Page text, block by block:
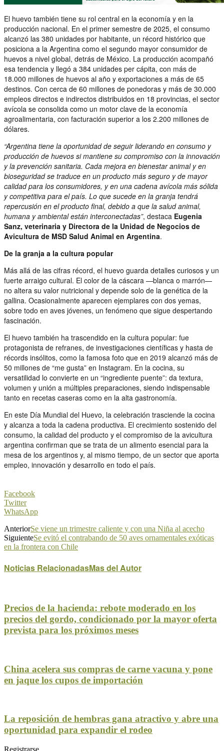
El huevo también tiene su rol central en la economía y en la
producción nacional. En el primer semestre de 2025, el consumo
alcanzó las 380 unidades por habitante, un récord histórico que
posiciona a la Argentina como el segundo mayor consumidor de
huevos a nivel global, detrás de México. La producción acompañó
esa tendencia y llegó a 384 unidades per cápita, con más de
18.000 millones de huevos al año y exportaciones a más de 65
destinos. Con cerca de 60 millones de ponedoras y más de 30.000
empleos directos e indirectos distribuidos en 18 provincias, el sector
avícola se consolida como un motor clave de la economía
agroalimentaria, con facturación superior a los 2.200 millones de
dólares.
“Argentina tiene la oportunidad de seguir liderando en consumo y
producción de huevos si mantiene su compromiso con la innovación
y la prevención sanitaria. Cada mejora en bienestar animal y en
bioseguridad se traduce en un producto más seguro y de mayor
calidad para los consumidores, y en una cadena avícola más sólida
y competitiva para el país. Lo que sucede en la granja tendrá
repercusión en el producto final, debido a que la salud animal,
humana y ambiental están interconectadas”, destaca Eugenia
Sanz, veterinaria y Directora de la Unidad de Negocios de
Avicultura de MSD Salud Animal en Argentina.
De la granja a la cultura popular
Más allá de las cifras récord, el huevo guarda detalles curiosos y un
fuerte arraigo cultural. El color de la cáscara —blanca o marrón—
no altera su valor nutricional y depende solo de la genética de la
gallina. Ocasionalmente aparecen ejemplares con dos yemas,
sobre todo en aves jóvenes, un fenómeno que sigue despertando
fascinación.
El huevo también ha trascendido en la cultura popular: fue
protagonista de refranes, de investigaciones científicas y hasta de
récords insólitos, como la famosa foto que en 2019 alcanzó más de
50 millones de “me gusta” en Instagram. En la cocina, su
versatilidad lo convierte en un “ingrediente puente”: da textura,
volumen y unión a múltiples preparaciones, siendo indispensable
tanto en recetas caseras como en la alta gastronomía.
En este Día Mundial del Huevo, la celebración trasciende la cocina
y alcanza a toda la cadena productiva. El crecimiento sostenido del
consumo, la calidad del producto y el compromiso de la avicultura
argentina confirman que se trata de un alimento esencial para la
mesa de los argentinos y, al mismo tiempo, de un sector que aporta
empleo, innovación y desarrollo en todo el país.
Facebook
Twitter
WhatsApp
AnteriorSe viene un trimestre caliente y con una Niña al acecho
SiguienteSe evitó el contrabando de 50 aves ornamentales exóticas
en la frontera con Chile
Noticias RelacionadasMas del Autor
Precios de la hacienda: rebote moderado en los
precios del gordo, condicionado por la mayor oferta
prevista para los próximos meses
China acelera sus compras de carne vacuna y pone
en jaque los cupos de importación
La reposición de hembras gana atractivo y abre una
oportunidad para expandir el rodeo
Registrarse